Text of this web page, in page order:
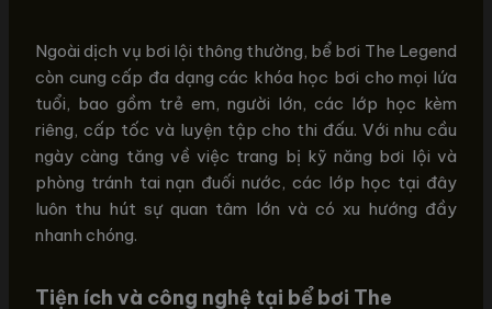
Ngoài dịch vụ bơi lội thông thường, bể bơi The Legend
còn cung cấp đa dạng các khóa học bơi cho mọi lứa
tuổi, bao gồm trẻ em, người lớn, các lớp học kèm
riêng, cấp tốc và luyện tập cho thi đấu. Với nhu cầu
ngày càng tăng về việc trang bị kỹ năng bơi lội và
phòng tránh tai nạn đuối nước, các lớp học tại đây
luôn thu hút sự quan tâm lớn và có xu hướng đầy
nhanh chóng.
Tiện ích và công nghệ tại bể bơi The